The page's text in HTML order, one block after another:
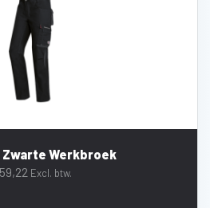
Zwarte Werkbroek
59,22 Excl. btw.